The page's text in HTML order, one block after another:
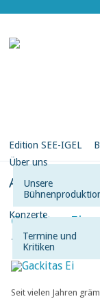
Edition SEE-IGEL
Über uns
Unsere
Konzerte
Termine und
Kritiken
Antonella
Gackitas Ei
Posted on Feb. 16, 2021
Seit vielen Jahren